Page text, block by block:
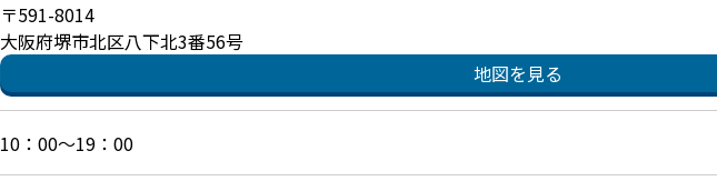
〒591-8014
大阪府堺市北区八下北3番56号
地図を見る
10：00～19：00